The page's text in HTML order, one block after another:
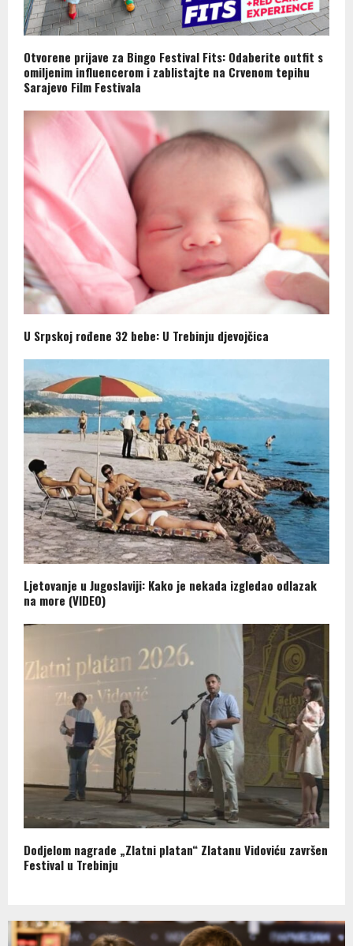
Otvorene prijave za Bingo Festival Fits: Odaberite outfit s
omiljenim influencerom i zablistajte na Crvenom tepihu
Sarajevo Film Festivala
U Srpskoj rođene 32 bebe: U Trebinju djevojčica
Ljetovanje u Jugoslaviji: Kako je nekada izgledao odlazak
na more (VIDEO)
Dodjelom nagrade „Zlatni platan“ Zlatanu Vidoviću završen
Festival u Trebinju